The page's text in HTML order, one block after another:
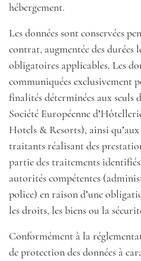
hébergement.
Les données sont conservées
contrat, augmentée des durées
obligatoires applicables. Les
communiquées exclusivement
finalités déterminées aux seuls
Société Européenne
Hotels & Resorts), ainsi
traitants réalisant des
partie des traitements identifiés
autorités compétentes
police) en raison d’une
les droits, les biens ou la
Conformément à la
de protection des données à